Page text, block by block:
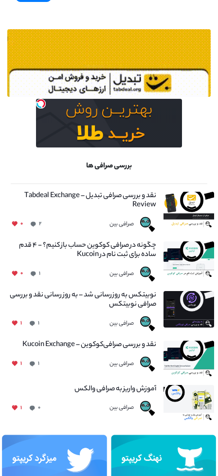
بررسی صرافی ها
نقد و بررسی صرافی تبدیل – Tabdeal Exchange
Review
صرافی بین ۲ ۰
چگونه در صرافی کوکوین حساب باز کنیم؟ - ۴ قدم
ساده برای ثبت نام در Kucoin
صرافی بین ۱ ۰
نوبیتکس به روزرسانی شد – به روز رسانی نقد و بررسی
صرافی نوبیتکس
صرافی بین ۱ ۱
نقد و بررسی صرافی‌کوکوین – Kucoin Exchange
صرافی بین ۱ ۱
آموزش واریز به صرافی والکس
صرافی بین ۰ ۱